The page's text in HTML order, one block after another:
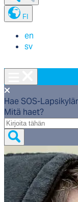
FI
en
sv
Hae SOS-
Mitä haet?
Mitä
haet?